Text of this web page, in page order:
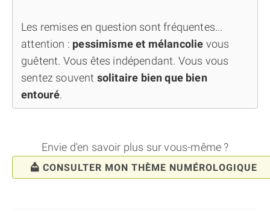
Les remises en question sont fréquentes...
attention : pessimisme et mélancolie vous
guêtent. Vous êtes indépendant. Vous vous
sentez souvent solitaire bien que bien
entouré.
Envie d'en savoir plus sur vous-même ?
CONSULTER MON THÈME NUMÉROLOGIQUE